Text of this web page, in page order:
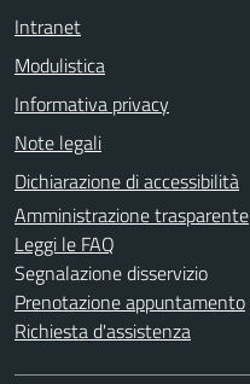
Intranet
Modulistica
Informativa privacy
Note legali
Dichiarazione di accessibilità
Amministrazione trasparente
Leggi le FAQ
Segnalazione disservizio
Prenotazione appuntamento
Richiesta d'assistenza